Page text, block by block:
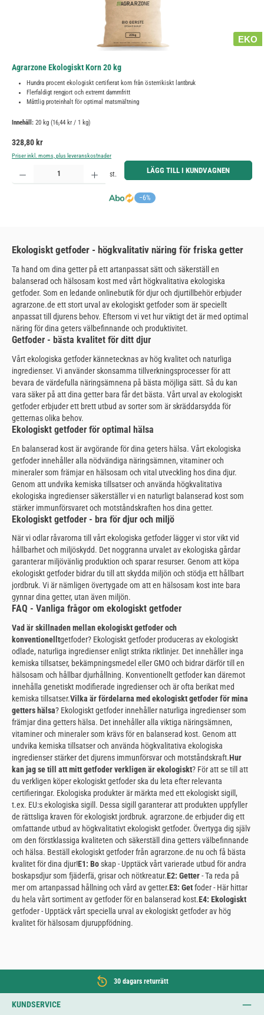
EKO
Agrarzone Ekologiskt Korn 20 kg
Hundra procent ekologiskt certifierat korn från österrikiskt lantbruk
Flerfaldigt rengjort och extremt dammfritt
Måttlig proteinhalt för optimal matsmältning
Innehåll: 20 kg (16,44 kr / 1 kg)
Ordinarie pris:
328,80 kr
Priser inkl. moms, plus leveranskostnader
−6%
Produktkvantitet: Ange önskat belopp eller använd knapparna för att öka eller minska kvantiteten.
st. LÄGG TILL I KUNDVAGNEN
Ekologiskt getfoder - högkvalitativ näring för friska getter
Ta hand om dina getter på ett artanpassat sätt och säkerställ en
balanserad och hälsosam kost med vårt högkvalitativa ekologiska
getfoder. Som en ledande onlinebutik för djur och djurtillbehör erbjuder
agrarzone.de ett stort urval av ekologiskt getfoder som är speciellt
anpassat till djurens behov. Eftersom vi vet hur viktigt det är med optimal
näring för dina geters välbefinnande och produktivitet.
Getfoder - bästa kvalitet för ditt djur
Vårt ekologiska getfoder kännetecknas av hög kvalitet och naturliga
ingredienser. Vi använder skonsamma tillverkningsprocesser för att
bevara de värdefulla näringsämnena på bästa möjliga sätt. Så du kan
vara säker på att dina getter bara får det bästa. Vårt urval av ekologiskt
getfoder erbjuder ett brett utbud av sorter som är skräddarsydda för
getternas olika behov.
Ekologiskt getfoder för optimal hälsa
En balanserad kost är avgörande för dina geters hälsa. Vårt ekologiska
getfoder innehåller alla nödvändiga näringsämnen, vitaminer och
mineraler som främjar en hälsosam och vital utveckling hos dina djur.
Genom att undvika kemiska tillsatser och använda högkvalitativa
ekologiska ingredienser säkerställer vi en naturligt balanserad kost som
stärker immunförsvaret och motståndskraften hos dina getter.
Ekologiskt getfoder - bra för djur och miljö
När vi odlar råvarorna till vårt ekologiska getfoder lägger vi stor vikt vid
hållbarhet och miljöskydd. Det noggranna urvalet av ekologiska gårdar
garanterar miljövänlig produktion och sparar resurser. Genom att köpa
ekologiskt getfoder bidrar du till att skydda miljön och stödja ett hållbart
jordbruk. Vi är nämligen övertygade om att en hälsosam kost inte bara
gynnar dina getter, utan även miljön.
FAQ - Vanliga frågor om ekologiskt getfoder
Vad är skillnaden mellan ekologiskt getfoder och
konventionelltgetfoder? Ekologiskt getfoder produceras av ekologiskt
odlade, naturliga ingredienser enligt strikta riktlinjer. Det innehåller inga
kemiska tillsatser, bekämpningsmedel eller GMO och bidrar därför till en
hälsosam och hållbar djurhållning. Konventionellt getfoder kan däremot
innehålla genetiskt modifierade ingredienser och är ofta berikat med
kemiska tillsatser.Vilka är fördelarna med ekologiskt getfoder för mina
getters hälsa? Ekologiskt getfoder innehåller naturliga ingredienser som
främjar dina getters hälsa. Det innehåller alla viktiga näringsämnen,
vitaminer och mineraler som krävs för en balanserad kost. Genom att
undvika kemiska tillsatser och använda högkvalitativa ekologiska
ingredienser stärker det djurens immunförsvar och motståndskraft.Hur
kan jag se till att mitt getfoder verkligen är ekologiskt? För att se till att
du verkligen köper ekologiskt getfoder ska du leta efter relevanta
certifieringar. Ekologiska produkter är märkta med ett ekologiskt sigill,
t.ex. EU:s ekologiska sigill. Dessa sigill garanterar att produkten uppfyller
de rättsliga kraven för ekologiskt jordbruk. agrarzone.de erbjuder dig ett
omfattande utbud av högkvalitativt ekologiskt getfoder. Övertyga dig själv
om den förstklassiga kvaliteten och säkerställ dina getters välbefinnande
och hälsa. Beställ ekologiskt getfoder från agrarzone.de nu och få bästa
kvalitet för dina djur!E1: Boskap - Upptäck vårt varierade utbud för andra
boskapsdjur som fjäderfä, grisar och nötkreatur.E2: Getter- Ta reda på
mer om artanpassad hållning och vård av getter.E3: Getfoder - Här hittar
du hela vårt sortiment av getfoder för en balanserad kost.E4: Ekologiskt
getfoder - Upptäck vårt speciella urval av ekologiskt getfoder av hög
kvalitet för hälsosam djuruppfödning.
30 dagars returrätt
KUNDSERVICE